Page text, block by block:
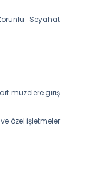
Seyahat
müzelere giriş
özel işletmeler